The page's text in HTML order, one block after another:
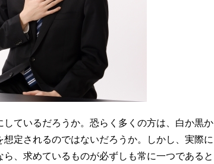
ているだろうか。恐らく多くの方は、白か黒か
定されるのではないだろうか。しかし、実際に
、求めているものが必ずしも常に一つであると